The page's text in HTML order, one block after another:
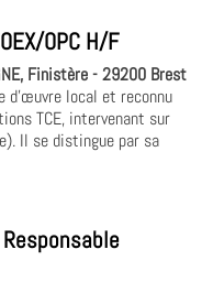
OPC H/F
Finistère - 29200 Brest
d'œuvre local et reconnu
TCE, intervenant sur
Il se distingue par sa